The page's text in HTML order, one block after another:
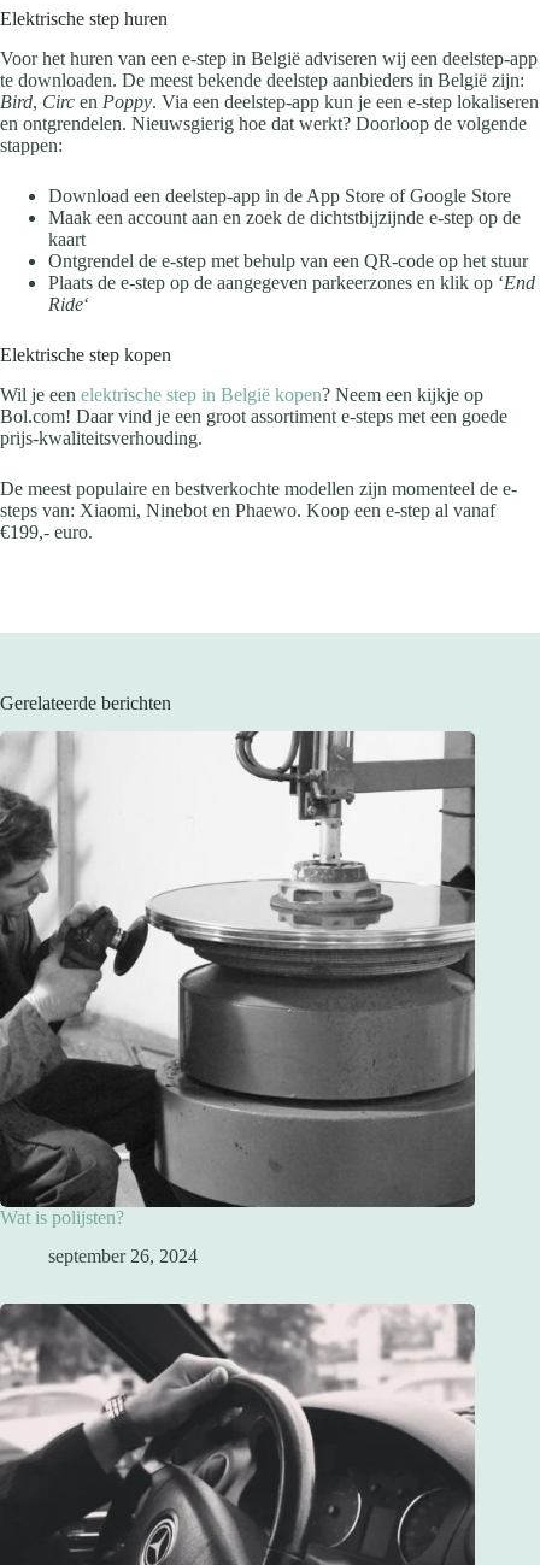
Elektrische step huren
Voor het huren van een e-step in België adviseren wij een deelstep-app
te downloaden. De meest bekende deelstep aanbieders in België zijn:
Bird, Circ en Poppy. Via een deelstep-app kun je een e-step lokaliseren
en ontgrendelen. Nieuwsgierig hoe dat werkt? Doorloop de volgende
stappen:
Download een deelstep-app in de App Store of Google Store
Maak een account aan en zoek de dichtstbijzijnde e-step op de
kaart
Ontgrendel de e-step met behulp van een QR-code op het stuur
Plaats de e-step op de aangegeven parkeerzones en klik op ‘End
Ride‘
Elektrische step kopen
Wil je een elektrische step in België kopen? Neem een kijkje op
Bol.com! Daar vind je een groot assortiment e-steps met een goede
prijs-kwaliteitsverhouding.
De meest populaire en bestverkochte modellen zijn momenteel de e-
steps van: Xiaomi, Ninebot en Phaewo. Koop een e-step al vanaf
€199,- euro.
Gerelateerde berichten
Wat is polijsten?
september 26, 2024